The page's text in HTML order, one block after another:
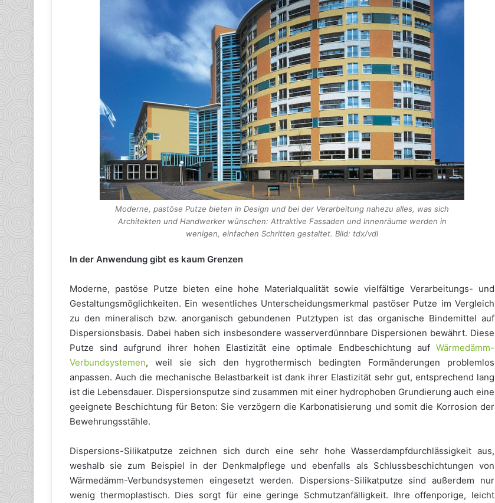
Moderne, pastöse Putze bieten in Design und bei der Verarbeitung nahezu alles, was sich
Architekten und Handwerker wünschen: Attraktive Fassaden und Innenräume werden in
wenigen, einfachen Schritten gestaltet. Bild: tdx/vdl
In der Anwendung gibt es kaum Grenzen
Moderne, pastöse Putze bieten eine hohe Materialqualität sowie vielfältige Verarbeitungs- und
Gestaltungsmöglichkeiten. Ein wesentliches Unterscheidungsmerkmal pastöser Putze im Vergleich
zu den mineralisch bzw. anorganisch gebundenen Putztypen ist das organische Bindemittel auf
Dispersionsbasis. Dabei haben sich insbesondere wasserverdünnbare Dispersionen bewährt. Diese
Putze sind aufgrund ihrer hohen Elastizität eine optimale Endbeschichtung auf Wärmedämm-
Verbundsystemen, weil sie sich den hygrothermisch bedingten Formänderungen problemlos
anpassen. Auch die mechanische Belastbarkeit ist dank ihrer Elastizität sehr gut, entsprechend lang
ist die Lebensdauer. Dispersionsputze sind zusammen mit einer hydrophoben Grundierung auch eine
geeignete Beschichtung für Beton: Sie verzögern die Karbonatisierung und somit die Korrosion der
Bewehrungsstähle.
Dispersions-Silikatputze zeichnen sich durch eine sehr hohe Wasserdampfdurchlässigkeit aus,
weshalb sie zum Beispiel in der Denkmalpflege und ebenfalls als Schlussbeschichtungen von
Wärmedämm-Verbundsystemen eingesetzt werden. Dispersions-Silikatputze sind außerdem nur
wenig thermoplastisch. Dies sorgt für eine geringe Schmutzanfälligkeit. Ihre offenporige, leicht